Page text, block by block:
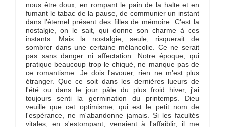
nous être doux, en rompant le pain de la halte et en
fumant le tabac de la pause, de communier un instant
dans l'éternel présent des filles de mémoire. C'est la
nostalgie, on le sait, qui donne son charme à ces
instants. Mais la nostalgie, seule, risquerait de
sombrer dans une certaine mélancolie. Ce ne serait
pas sans danger ni affectation. Notre époque, qui
pratique beaucoup trop le chiqué, ne manque pas de
ce romantisme. Je dois l'avouer, rien ne m'est plus
étranger. Que ce soit dans les dernières lueurs de
l'été ou dans le jour pâle du plus froid hiver, j'ai
toujours senti la germination du printemps. Dieu
veuille que cet optimisme, qui est le petit nom de
l'espérance, ne m'abandonne jamais. Si les facultés
vitales, en s'estompant, venaient à l'affaiblir, il me